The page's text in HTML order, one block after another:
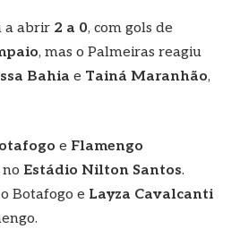
a abrir 2 a 0, com gols de
, mas o Palmeiras reagiu
Bahia e Tainá Maranhão,
e Flamengo
no Estádio Nilton Santos.
Botafogo e Layza Cavalcanti